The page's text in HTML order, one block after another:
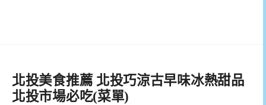
北投美食推薦 北投巧涼古早味冰熱甜品
北投市場必吃(菜單)